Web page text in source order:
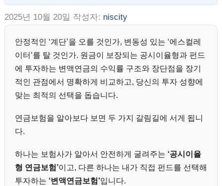
2025년 10월 20일 작성자: niscity
안정적인 ‘계단’을 오를 것인가, 변동성 있는 ‘에스컬레
이터’를 탈 것인가. 원금이 보장되는 공시이율형과 펀드
에 투자하는 변액연금의 수익률 구조와 장단점을 장기
적인 관점에서 명확하게 비교하고, 당신의 투자 성향에
맞는 최적의 선택을 돕습니다.
연금보험을 알아보다 보면 두 가지 갈림길에 서게 됩니
다.
하나는 보험사가 알아서 안전하게 굴려주는 ‘공시이율
형 연금보험’이고, 다른 하나는 내가 직접 펀드를 선택해
투자하는 ‘변액연금보험’입니다.